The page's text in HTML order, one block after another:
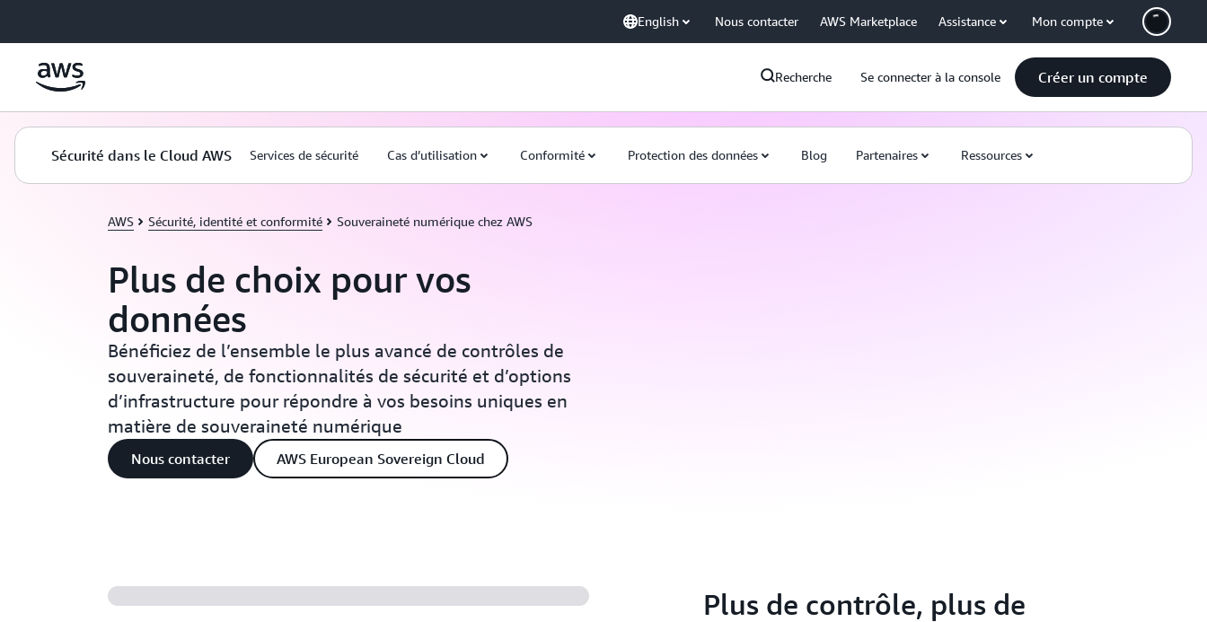
English Nous contacter AWS Marketplace Assistance Mon compte
Recherche Se connecter à la console Créer un compte
Sécurité dans le Cloud AWS Services de sécurité Cas d’utilisation Conformité Protection des données Blog Partenaires Ressources
AWS Sécurité, identité et conformité Souveraineté numérique chez AWS
Plus de choix pour vos
données
Bénéficiez de l’ensemble le plus avancé de contrôles de
souveraineté, de fonctionnalités de sécurité et d’options
d’infrastructure pour répondre à vos besoins uniques en
matière de souveraineté numérique
Nous contacter AWS European Sovereign Cloud
Plus de contrôle, plus de